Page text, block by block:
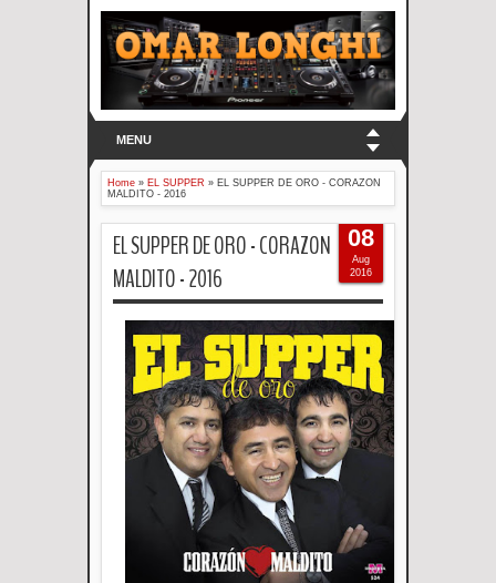
MENU
Home » EL SUPPER » EL SUPPER DE ORO - CORAZON
MALDITO - 2016
EL SUPPER DE ORO - CORAZON
MALDITO - 2016
08
Aug
2016